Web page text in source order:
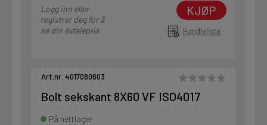
Logg inn eller
registrer deg for å
se din avtalepris
KJØP
Handleliste
Art.nr. 4017080603
Bolt sekskant 8X60 VF ISO4017
På nettlager